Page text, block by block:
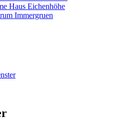
Haus Eichenhöhe
Immergruen